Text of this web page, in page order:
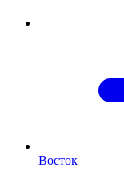
Восток